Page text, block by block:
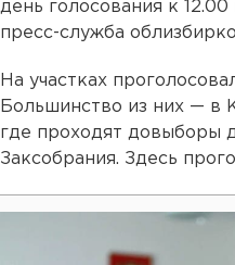
день голосования к
пресс-служба
На участках
Большинство из них — в
где проходят довыборы
Заксобрания. Здесь